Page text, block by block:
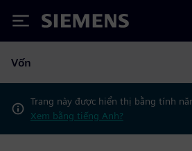
Siemens
Vốn
Trang này được hiển thị bằng tính
Xem bằng tiếng Anh?